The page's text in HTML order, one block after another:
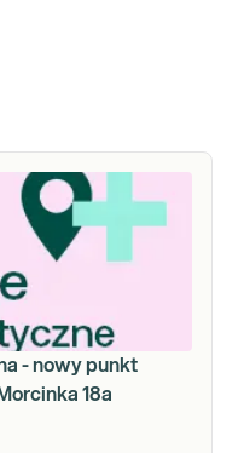
- nowy punkt
18a